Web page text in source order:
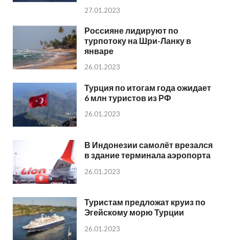
27.01.2023
Россияне лидируют по
турпотоку на Шри-Ланку в
январе
26.01.2023
Турция по итогам года ожидает
6 млн туристов из РФ
26.01.2023
В Индонезии самолёт врезался
в здание терминала аэропорта
26.01.2023
Туристам предложат круиз по
Эгейскому морю Турции
26.01.2023